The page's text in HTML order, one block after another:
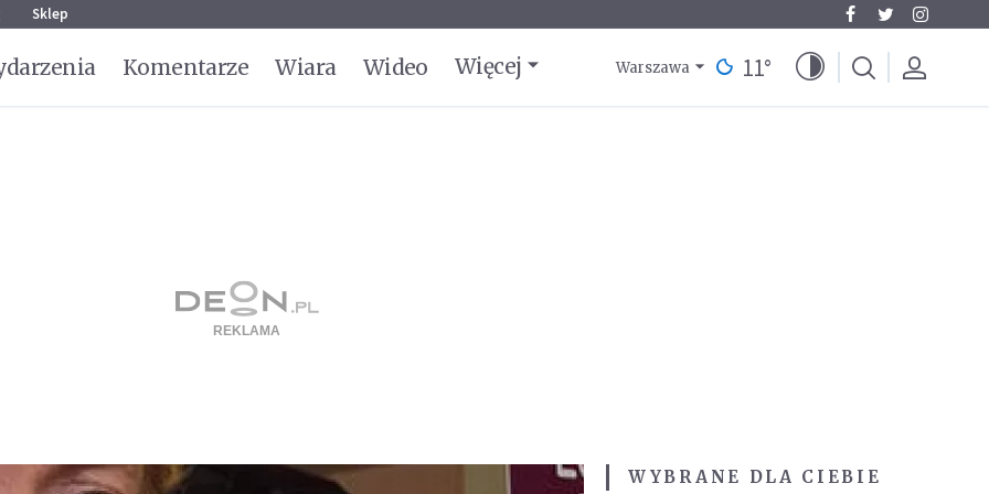
Sklep
Komentarze Wiara Wideo Więcej Warszawa 11°
WYBRANE DLA CIEBIE